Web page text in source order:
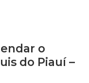
o
do Piauí –